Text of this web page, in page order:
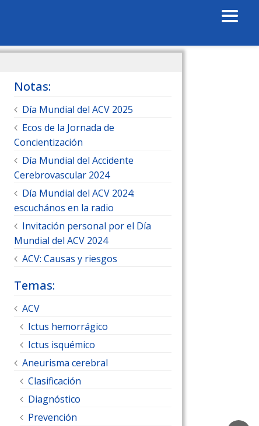
Notas:
Día Mundial del ACV 2025
Ecos de la Jornada de
Concientización
Día Mundial del Accidente
Cerebrovascular 2024
Día Mundial del ACV 2024:
escuchános en la radio
Invitación personal por el Día
Mundial del ACV 2024
ACV: Causas y riesgos
Temas:
ACV
Ictus hemorrágico
Ictus isquémico
Aneurisma cerebral
Clasificación
Diagnóstico
Prevención